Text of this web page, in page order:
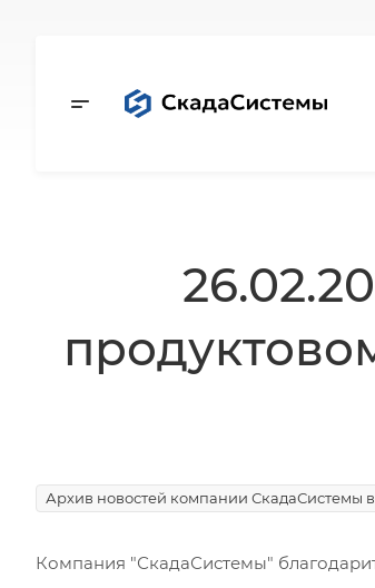
Архив новостей компании СкадаСистемы в
Компания "СкадаСистемы"